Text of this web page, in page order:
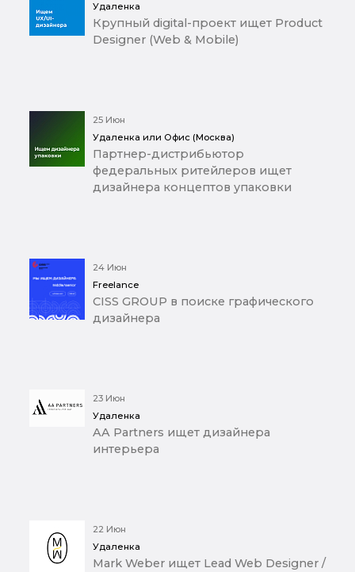
Удаленка
Крупный digital-проект ищет Product
Designer (Web & Mobile)
25 Июн
Удаленка или Офис (Москва)
Партнер-дистрибьютор
федеральных ритейлеров ищет
дизайнера концептов упаковки
24 Июн
Freelance
CISS GROUP в поиске графического
дизайнера
23 Июн
Удаленка
AA Partners ищет дизайнера
интерьера
22 Июн
Удаленка
Mark Weber ищет Lead Web Designer /